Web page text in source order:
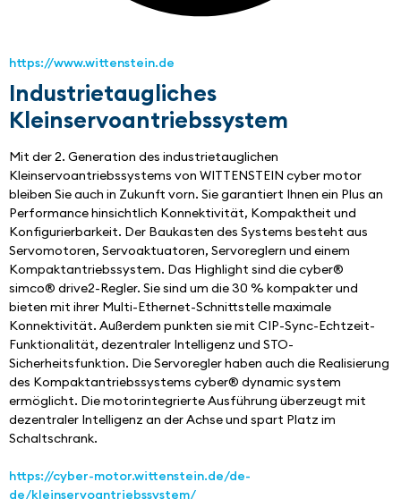
https://www.wittenstein.de
Industrietaugliches
Kleinservoantriebssystem
Mit der 2. Generation des industrietauglichen
Kleinservoantriebssystems von WITTENSTEIN cyber motor
bleiben Sie auch in Zukunft vorn. Sie garantiert Ihnen ein Plus an
Performance hinsichtlich Konnektivität, Kompaktheit und
Konfigurierbarkeit. Der Baukasten des Systems besteht aus
Servomotoren, Servoaktuatoren, Servoreglern und einem
Kompaktantriebssystem. Das Highlight sind die cyber®
simco® drive2-Regler. Sie sind um die 30 % kompakter und
bieten mit ihrer Multi-Ethernet-Schnittstelle maximale
Konnektivität. Außerdem punkten sie mit CIP-Sync-Echtzeit-
Funktionalität, dezentraler Intelligenz und STO-
Sicherheitsfunktion. Die Servoregler haben auch die Realisierung
des Kompaktantriebssystems cyber® dynamic system
ermöglicht. Die motorintegrierte Ausführung überzeugt mit
dezentraler Intelligenz an der Achse und spart Platz im
Schaltschrank.
https://cyber-motor.wittenstein.de/de-
de/kleinservoantriebssystem/